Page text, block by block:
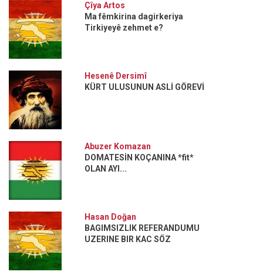
Çîya Artos
Ma fêmkirina dagirkeriya
Tirkiyeyê zehmet e?
Hesenê Dersimî
KÜRT ULUSUNUN ASLİ GÖREVİ
Abuzer Komazan
DOMATESİN KOÇANINA *fit*
OLAN AYI...
Hasan Doğan
BAGIMSIZLIK REFERANDUMU
UZERINE BIR KAC SÖZ